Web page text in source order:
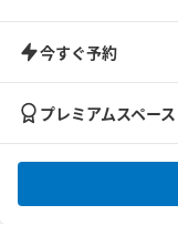
今すぐ予約
プレミアムスペース